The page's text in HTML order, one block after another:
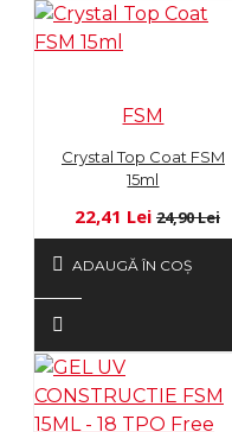
FSM
Crystal Top Coat FSM
15ml
22,41 Lei 24,90 Lei
ADAUGĂ ÎN COŞ